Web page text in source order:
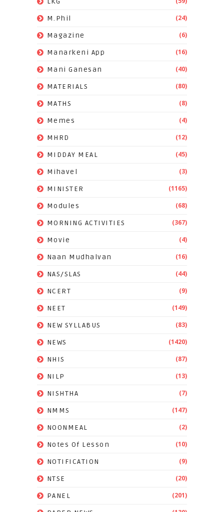
M.Phil (24)
Magazine (6)
Manarkeni App (16)
Mani Ganesan (40)
MATERIALS (80)
MATHS (8)
Memes (4)
MHRD (12)
MIDDAY MEAL (45)
Mihavel (3)
MINISTER (1165)
Modules (68)
MORNING ACTIVITIES (367)
Movie (4)
Naan Mudhalvan (16)
NAS/SLAS (44)
NCERT (9)
NEET (149)
NEW SYLLABUS (83)
NEWS (1420)
NHIS (87)
NILP (13)
NISHTHA (7)
NMMS (147)
NOONMEAL (2)
Notes Of Lesson (10)
NOTIFICATION (9)
NTSE (20)
PANEL (201)